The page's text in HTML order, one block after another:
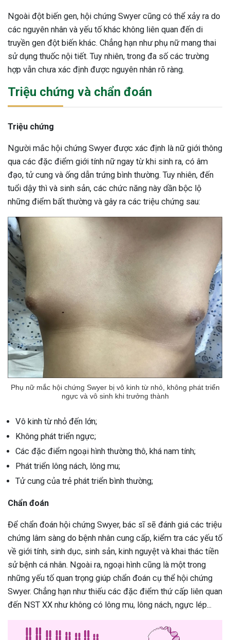
Ngoài đột biến gen, hội chứng Swyer cũng có thể xảy ra do
các nguyên nhân và yếu tố khác không liên quan đến di
truyền gen đột biến khác. Chẳng hạn như phụ nữ mang thai
sử dụng thuốc nội tiết. Tuy nhiên, trong đa số các trường
hợp vẫn chưa xác định được nguyên nhân rõ ràng.
Triệu chứng và chẩn đoán
Triệu chứng
Người mắc hội chứng Swyer được xác định là nữ giới thông
qua các đặc điểm giới tính nữ ngay từ khi sinh ra, có âm
đạo, tử cung và ống dẫn trứng bình thường. Tuy nhiên, đến
tuổi dậy thì và sinh sản, các chức năng này dần bộc lộ
những điểm bất thường và gây ra các triệu chứng sau:
Phụ nữ mắc hội chứng Swyer bị vô kinh từ nhỏ, không phát triển
ngực và vô sinh khi trưởng thành
Vô kinh từ nhỏ đến lớn;
Không phát triển ngực;
Các đặc điểm ngoại hình thường thô, khá nam tính;
Phát triển lông nách, lông mu;
Tử cung của trẻ phát triển bình thường;
Chẩn đoán
Để chẩn đoán hội chứng Swyer, bác sĩ sẽ đánh giá các triệu
chứng lâm sàng do bệnh nhân cung cấp, kiểm tra các yếu tố
về giới tính, sinh dục, sinh sản, kinh nguyệt và khai thác tiền
sử bệnh cá nhân. Ngoài ra, ngoại hình cũng là một trong
những yếu tố quan trọng giúp chẩn đoán cụ thể hội chứng
Swyer. Chẳng hạn như thiếu các đặc điểm thứ cấp liên quan
đến NST XX như không có lông mu, lông nách, ngực lép...